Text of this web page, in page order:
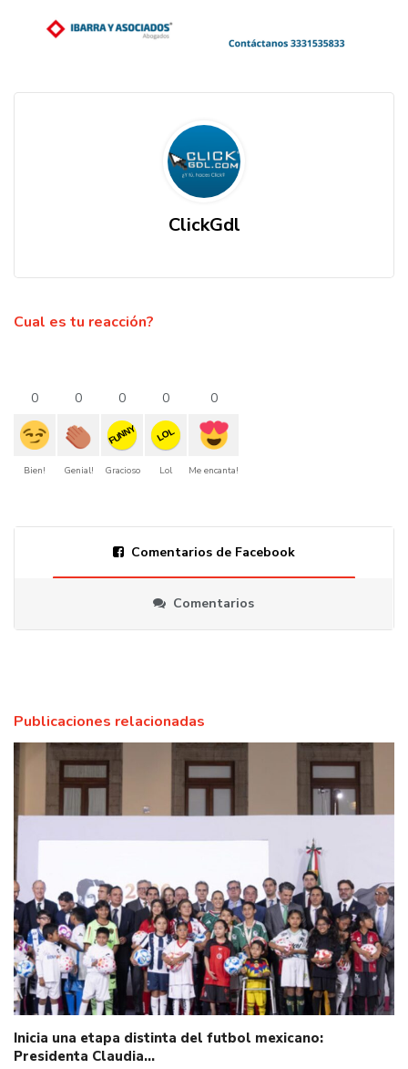
ClickGdl
Cual es tu reacción?
0
Bien!
0
Genial!
0
FUNNY
Gracioso
0
LOL
Lol
0
Me encanta!
Comentarios de Facebook
Comentarios
Publicaciones relacionadas
Inicia una etapa distinta del futbol mexicano:
Presidenta Claudia…